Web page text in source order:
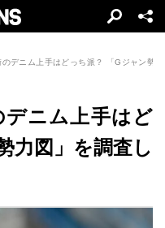
デニム上手はどっち派？ 「Gジャン勢
ニム上手はど
力図」を調査し